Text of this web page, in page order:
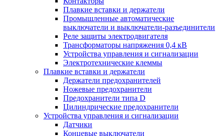
Плавкие вставки и держатели
Промышленные автоматические
выключатели и выключатели-разъединители
Реле защиты электродвигателя
Трансформаторы напряжения 0,4 кВ
Устройства управления и сигнализации
Электротехнические клеммы
Плавкие вставки и держатели
Держатели предохранителей
Ножевые предохранители
Предохранители типа D
Цилиндрические предохранители
Устройства управления и сигнализации
Датчики
Концевые выключатели